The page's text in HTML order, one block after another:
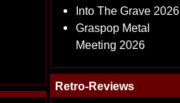
Into The Grave 2026
Graspop Metal
Meeting 2026
Retro-Reviews